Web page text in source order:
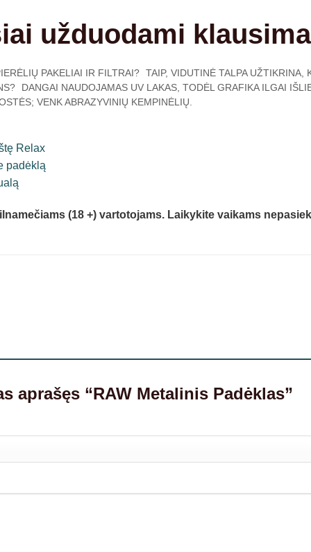
užduodami
PAKELIAI IR FILTRAI? TAIP, VIDUTINĖ TALPA UŽTIKRINA,
DANGAI NAUDOJAMAS UV LAKAS, TODĖL GRAFIKA ILGAI
VENK ABRAZYVINIŲ KEMPINĖLIŲ.
Relax
padėklą
(18 +) vartotojams. Laikykite vaikams
aprašęs “RAW Metalinis Padėklas”